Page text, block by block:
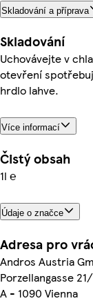
Skladování a příprava
Skladování
Uchovávejte v
otevření
hrdlo lahve.
Více informací
Čistý obsah
1l ℮
Údaje o značce
Adresa pro
Andros Austria
Porzellangasse
A - 1090 Vienna